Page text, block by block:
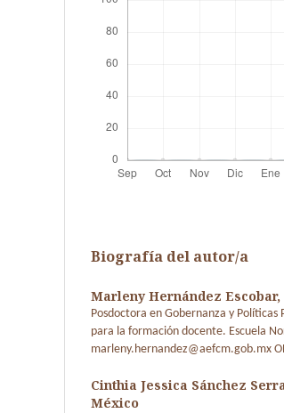
Biografía del autor/a
Marleny Hernández Escobar,
Posdoctora en Gobernanza y
para la formación docente. Escuela
marleny.hernandez@aefcm.gob.mx
Cinthia Jessica Sánchez
México